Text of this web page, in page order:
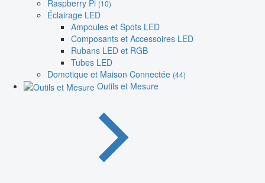
Raspberry Pi (10)
Éclairage LED
Ampoules et Spots LED
Composants et Accessoires LED
Rubans LED et RGB
Tubes LED
Domotique et Maison Connectée (44)
Outils et Mesure